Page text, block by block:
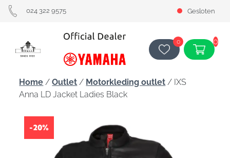
024 322 9575 Gesloten
0 0
Home /Outlet / Motorkleding outlet / IXS
Anna LD Jacket Ladies Black
-20%